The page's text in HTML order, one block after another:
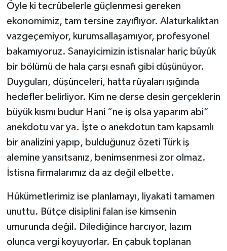
Öyle ki tecrübelerle güçlenmesi gereken
ekonomimiz, tam tersine zayıflıyor. Alaturkalıktan
vazgeçemiyor, kurumsallaşamıyor, profesyonel
bakamıyoruz. Sanayicimizin istisnalar hariç büyük
bir bölümü de hala çarşı esnafı gibi düşünüyor.
Duyguları, düşünceleri, hatta rüyaları ışığında
hedefler belirliyor. Kim ne derse desin gerçeklerin
büyük kısmı budur Hani “ne iş olsa yaparım abi”
anekdotu var ya. İşte o anekdotun tam kapsamlı
bir analizini yapıp, bulduğunuz özeti Türk iş
alemine yansıtsanız, benimsenmesi zor olmaz.
İstisna firmalarımız da az değil elbette.
Hükümetlerimiz ise planlamayı, liyakati tamamen
unuttu. Bütçe disiplini falan ise kimsenin
umurunda değil. Dilediğince harcıyor, lazım
olunca vergi koyuyorlar. En çabuk toplanan